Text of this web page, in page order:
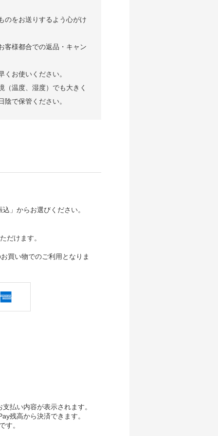
のをお送りするよう心がけ
客様都合での返品・キャン
お使いください。
（温度、湿度）でも大きく
で保管ください。
」からお選びください。
だけます。
買い物でのご利用となりま
払い内容が表示されます。
残高から決済できます。
す。